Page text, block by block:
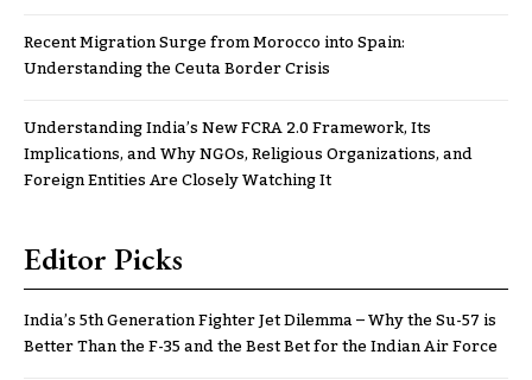
Recent Migration Surge from Morocco into Spain:
Understanding the Ceuta Border Crisis
Understanding India’s New FCRA 2.0 Framework, Its
Implications, and Why NGOs, Religious Organizations, and
Foreign Entities Are Closely Watching It
Editor Picks
India’s 5th Generation Fighter Jet Dilemma – Why the Su-57 is
Better Than the F-35 and the Best Bet for the Indian Air Force